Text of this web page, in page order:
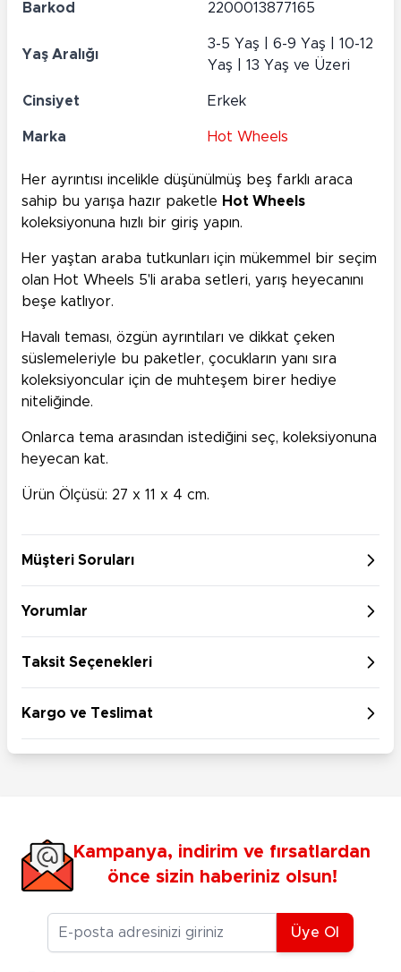
Barkod 2200013877165
Yaş Aralığı
3-5 Yaş | 6-9 Yaş | 10-12
Yaş | 13 Yaş ve Üzeri
Cinsiyet Erkek
Marka Hot Wheels
Her ayrıntısı incelikle düşünülmüş beş farklı araca
sahip bu yarışa hazır paketle Hot Wheels
koleksiyonuna hızlı bir giriş yapın.
Her yaştan araba tutkunları için mükemmel bir seçim
olan Hot Wheels 5'li araba setleri, yarış heyecanını
beşe katlıyor.
Havalı teması, özgün ayrıntıları ve dikkat çeken
süslemeleriyle bu paketler, çocukların yanı sıra
koleksiyoncular için de muhteşem birer hediye
niteliğinde.
Onlarca tema arasından istediğini seç, koleksiyonuna
heyecan kat.
Ürün Ölçüsü: 27 x 11 x 4 cm.
Müşteri Soruları
Yorumlar
Taksit Seçenekleri
Kargo ve Teslimat
Kampanya, indirim ve fırsatlardan
önce sizin haberiniz olsun!
E-posta Adresiniz
Üye Ol